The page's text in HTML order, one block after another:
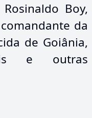
Boy,
da
de Goiânia,
e outras